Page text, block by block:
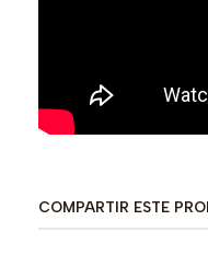
COMPARTIR ESTE